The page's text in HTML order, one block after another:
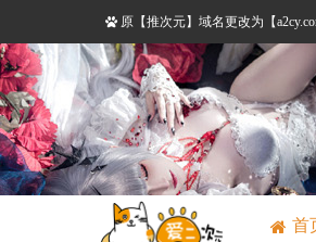
原【推次元】域名更改为【
首